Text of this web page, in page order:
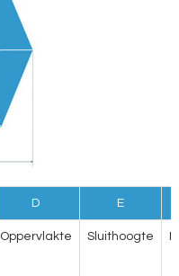
D E
Oppervlakte Sluithoogte